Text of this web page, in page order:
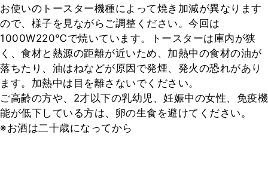
お使いのトースター機種によって焼き加減が異なります
ので、様子を見ながらご調整ください。今回は
1000W220℃で焼いています。トースターは庫内が狭
く、食材と熱源の距離が近いため、加熱中の食材の油が
落ちたり、油はねなどが原因で発煙、発火の恐れがあり
ます。加熱中は目を離さないでください。
ご高齢の方や、2才以下の乳幼児、妊娠中の女性、免疫機
能が低下している方は、卵の生食を避けてください。
※お酒は二十歳になってから